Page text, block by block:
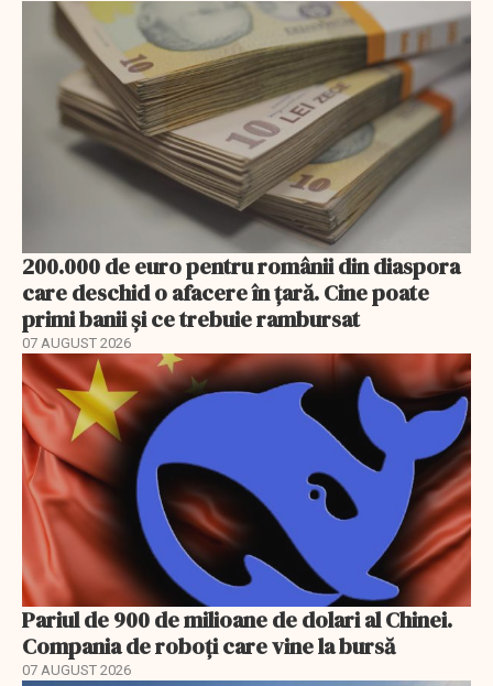
200.000 de euro pentru românii din diaspora
care deschid o afacere în țară. Cine poate
primi banii și ce trebuie rambursat
07 AUGUST 2026
Pariul de 900 de milioane de dolari al Chinei.
Compania de roboți care vine la bursă
07 AUGUST 2026